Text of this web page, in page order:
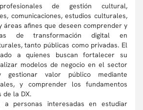
de gestión cultural,
comunicaciones, estudios culturales,
áreas afines que deseen comprender y
de transformación digital en
tanto públicas como privadas. El
a quienes buscan fortalecer su
modelos de negocio en el sector
valor público mediante
y comprender los fundamentos
de la DX.
a personas interesadas en estudiar